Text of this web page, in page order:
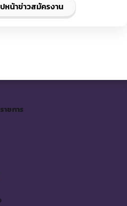
หน้าข่าวสมัครงาน
ชการ